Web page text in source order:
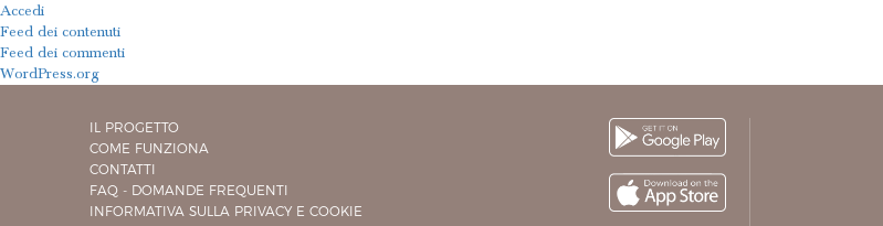
Accedi
Feed dei contenuti
Feed dei commenti
WordPress.org
IL PROGETTO
COME FUNZIONA
CONTATTI
FAQ - DOMANDE FREQUENTI
INFORMATIVA SULLA PRIVACY E COOKIE